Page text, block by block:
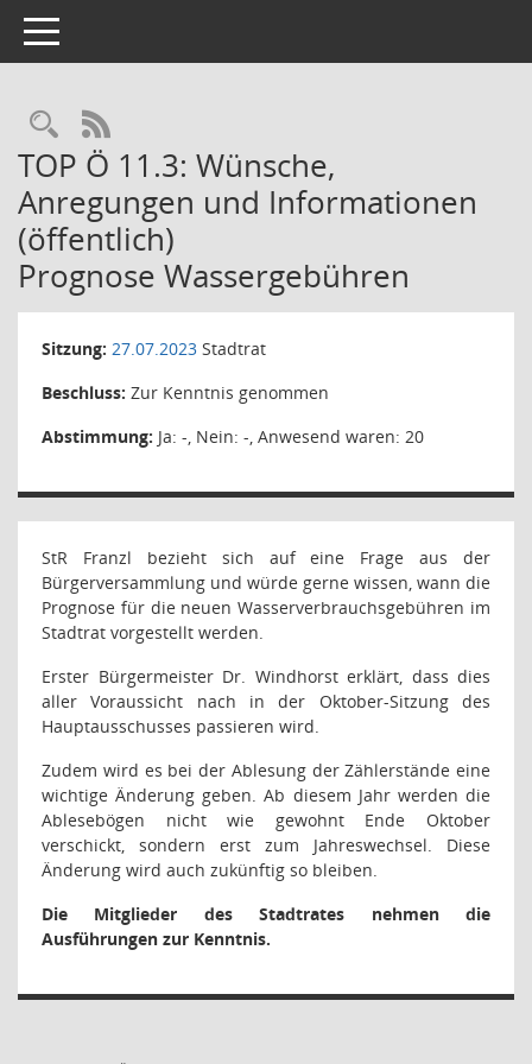
Toggle navigation
Rechercheauswahl
RSS-Feed
TOP Ö 11.3: Wünsche,
Anregungen und Informationen
(öffentlich)
Prognose Wassergebühren
Sitzung: 27.07.2023 Stadtrat
Beschluss: Zur Kenntnis genommen
Abstimmung: Ja: -, Nein: -, Anwesend waren: 20
StR Franzl bezieht sich auf eine Frage aus der
Bürgerversammlung und würde gerne wissen, wann die
Prognose für die neuen Wasserverbrauchsgebühren im
Stadtrat vorgestellt werden.
Erster Bürgermeister Dr. Windhorst erklärt, dass dies
aller Voraussicht nach in der Oktober-Sitzung des
Hauptausschusses passieren wird.
Zudem wird es bei der Ablesung der Zählerstände eine
wichtige Änderung geben. Ab diesem Jahr werden die
Ablesebögen nicht wie gewohnt Ende Oktober
verschickt, sondern erst zum Jahreswechsel. Diese
Änderung wird auch zukünftig so bleiben.
Die Mitglieder des Stadtrates nehmen die
Ausführungen zur Kenntnis.